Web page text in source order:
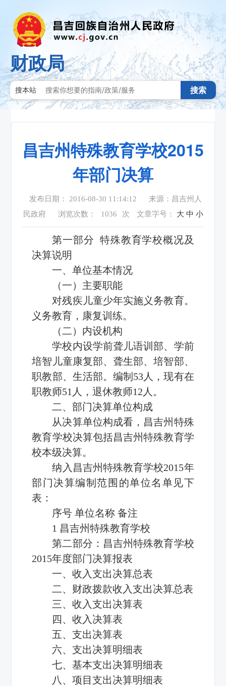
财政局
搜本站 搜索
昌吉州特殊教育学校2015
年部门决算
发布日期： 2016-08-30 11:14:12
来源：昌吉州人
民政府
浏览次数： 1036 次 文章字号： 大 中 小
第一部分 特殊教育学校概况及
决算说明
一、单位基本情况
（一）主要职能
对残疾儿童少年实施义务教育。
义务教育，康复训练。
（二）内设机构
学校内设学前聋儿语训部、学前
培智儿童康复部、聋生部、培智部、
职教部、生活部。编制53人，现有在
职教师51人，退休教师12人。
二、部门决算单位构成
从决算单位构成看，昌吉州特殊
教育学校决算包括昌吉州特殊教育学
校本级决算。
纳入昌吉州特殊教育学校2015年
部门决算编制范围的单位名单见下
表：
序号 单位名称 备注
1 昌吉州特殊教育学校
第二部分：昌吉州特殊教育学校
2015年度部门决算报表
一、收入支出决算总表
二、财政拨款收入支出决算总表
三、收入支出决算表
四、收入决算表
五、支出决算表
六、支出决算明细表
七、基本支出决算明细表
八、项目支出决算明细表